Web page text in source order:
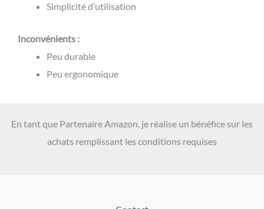
Simplicité d’utilisation
Inconvénients :
Peu durable
Peu ergonomique
En tant que Partenaire Amazon, je réalise un bénéfice sur les
achats remplissant les conditions requises